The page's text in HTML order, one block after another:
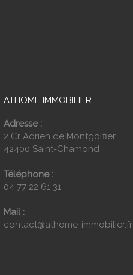
ATHOME IMMOBILIER
Adresse :
2 Cr Adrien de Montgolfier,
42400 Saint-Chamond
Téléphone :
04 77 22 61 31
Mail :
contact@athome-immobilier.fr